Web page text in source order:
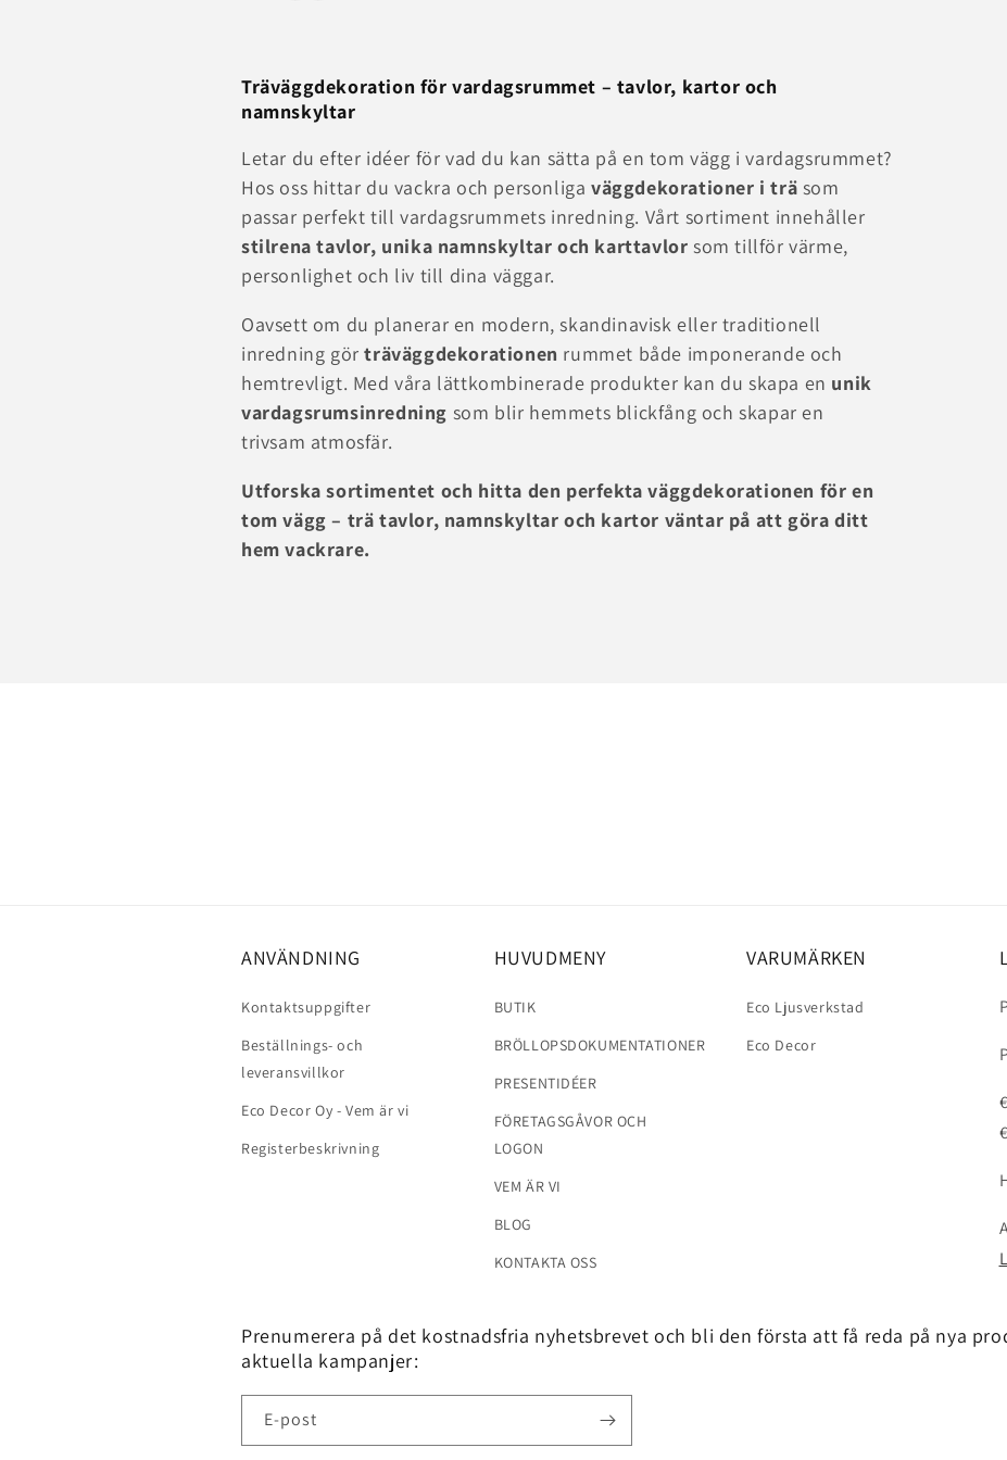
m
l
i
n
g
:
Träväggdekoration för vardagsrummet – tavlor, kartor och
namnskyltar
Letar du efter idéer för vad du kan sätta på en tom vägg i vardagsrummet?
Hos oss hittar du vackra och personligaväggdekorationer i trä som
passar perfekt till vardagsrummets inredning. Vårt sortiment innehåller
stilrena tavlor, unika namnskyltar och karttavlor som tillför värme,
personlighet och liv till dina väggar.
Oavsett om du planerar en modern, skandinavisk eller traditionell
inredning görträväggdekorationen rummet både imponerande och
hemtrevligt. Med våra lättkombinerade produkter kan du skapa en unik
vardagsrumsinredning som blir hemmets blickfång och skapar en
trivsam atmosfär.
Utforska sortimentet och hitta den perfekta väggdekorationen för en
tom vägg – trä tavlor, namnskyltar och kartor väntar på att göra ditt
hem vackrare.
ANVÄNDNING
Kontaktsuppgifter
Beställnings- och
leveransvillkor
Eco Decor Oy - Vem är vi
Registerbeskrivning
HUVUDMENY
BUTIK
BRÖLLOPSDOKUMENTATIONER
PRESENTIDÉER
FÖRETAGSGÅVOR OCH
LOGON
VEM ÄR VI
BLOG
KONTAKTA OSS
VARUMÄRKEN
Eco Ljusverkstad
Eco Decor
Prenumerera på det kostnadsfria nyhetsbrevet och bli den första att få reda på nya
aktuella kampanjer:
E-post